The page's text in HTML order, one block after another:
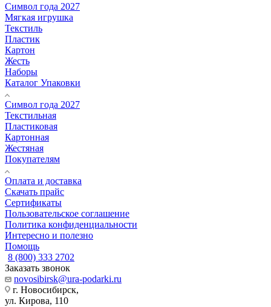
Символ года 2027
Мягкая игрушка
Текстиль
Пластик
Картон
Жесть
Наборы
Каталог Упаковки
Символ года 2027
Текстильная
Пластиковая
Картонная
Жестяная
Покупателям
Оплата и доставка
Скачать прайс
Сертификаты
Пользовательское соглашение
Политика конфиденциальности
Интересно и полезно
Помощь
8 (800) 333 2702
Заказать звонок
novosibirsk@ura-podarki.ru
г. Новосибирск,
ул. Кирова, 110